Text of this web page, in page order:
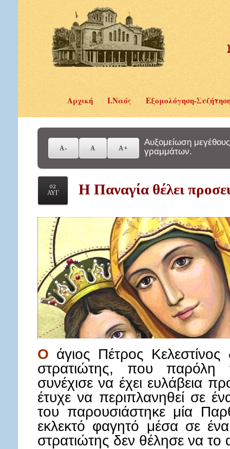
Αρχική Ι.Ναός Εξομολόγηση-
Αυξομείωση μεγέθους
γραμμάτων.
02
ΑΥΓ
Η Παναγία θέλει
Ο άγιος Πέτρος Κελεστίνος
στρατιώτης, που
συνέχισε να έχει ευλάβεια
έτυχε να περιπλανηθεί σε
του παρουσιάστηκε μία
εκλεκτό φαγητό μέσα σε
στρατιώτης δεν θέλησε να το